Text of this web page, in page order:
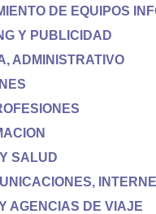
DE EQUIPOS
Y PUBLICIDAD
ADMINISTRATIVO
SALUD
AGENCIAS DE VIAJE